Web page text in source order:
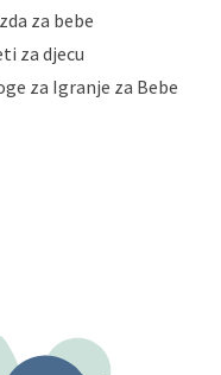
Napominjemo
ili djelomice,
Vaših osobnih
podnijeti poštom na
na adresu:
za bebe
za djecu
za Igranje za Bebe